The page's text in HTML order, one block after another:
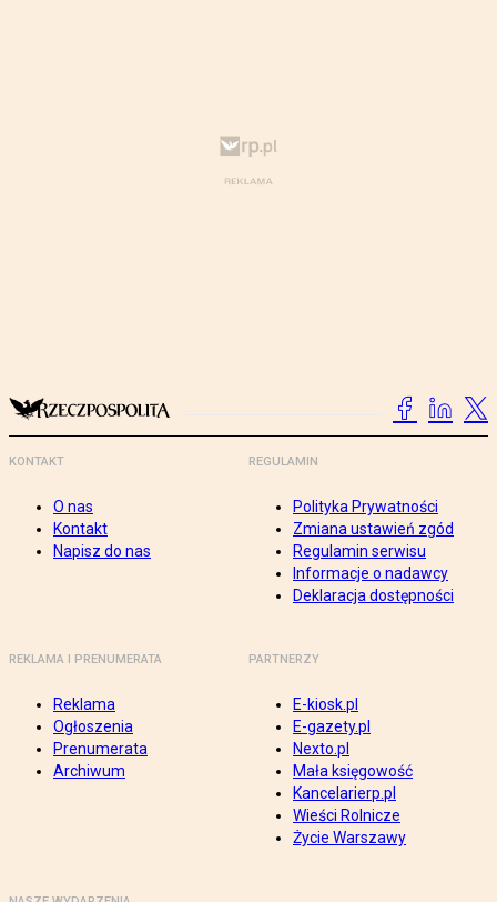
KONTAKT
O nas
Kontakt
Napisz do nas
REGULAMIN
Polityka Prywatności
Zmiana ustawień zgód
Regulamin serwisu
Informacje o nadawcy
Deklaracja dostępności
REKLAMA I PRENUMERATA
Reklama
Ogłoszenia
Prenumerata
Archiwum
PARTNERZY
E-kiosk.pl
E-gazety.pl
Nexto.pl
Mała księgowość
Kancelarierp.pl
Wieści Rolnicze
Życie Warszawy